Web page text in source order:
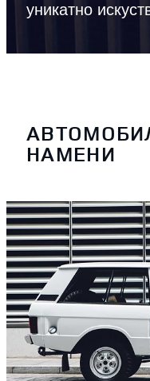
уникатно
НАМЕНИ